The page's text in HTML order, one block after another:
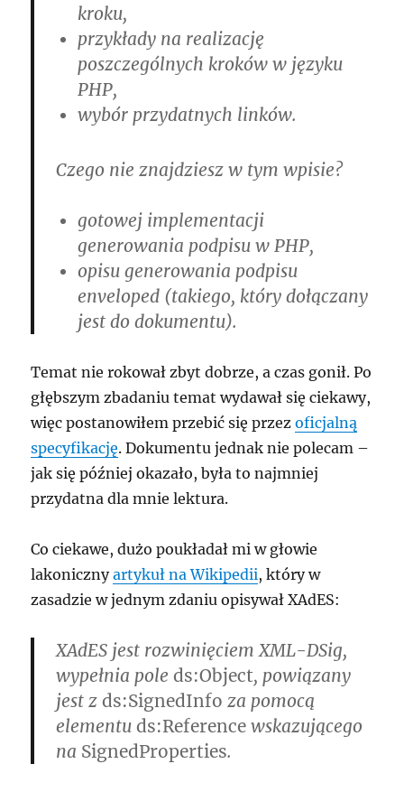
kroku,
przykłady na realizację
poszczególnych kroków w języku
PHP,
wybór przydatnych linków.
Czego nie znajdziesz w tym wpisie?
gotowej implementacji
generowania podpisu w PHP,
opisu generowania podpisu
enveloped (takiego, który dołączany
jest do dokumentu).
Temat nie rokował zbyt dobrze, a czas gonił. Po
głębszym zbadaniu temat wydawał się ciekawy,
więc postanowiłem przebić się przezoficjalną
specyfikację. Dokumentu jednak nie polecam –
jak się później okazało, była to najmniej
przydatna dla mnie lektura.
Co ciekawe, dużo poukładał mi w głowie
lakonicznyartykuł na Wikipedii, który w
zasadzie w jednym zdaniu opisywał XAdES:
XAdES jest rozwinięciem XML-DSig,
wypełnia poleds:Object, powiązany
jest zds:SignedInfo za pomocą
elementuds:Reference wskazującego
na SignedProperties.